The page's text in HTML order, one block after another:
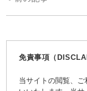
稿
免責事項（
当サイトの閲覧、